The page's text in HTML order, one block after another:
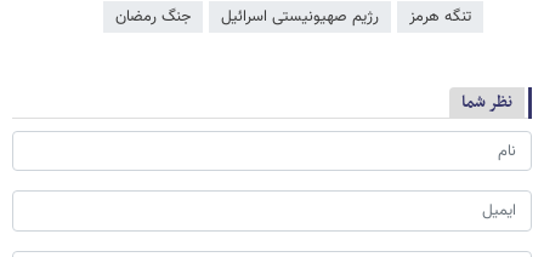
تنگه هرمز رژیم صهیونیستی اسرائیل جنگ رمضان
نظر شما